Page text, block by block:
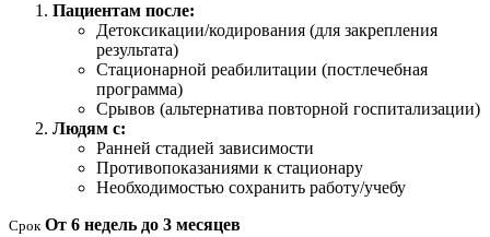
Пациентам после:
Детоксикации/кодирования (для закрепления
результата)
Стационарной реабилитации (постлечебная
программа)
Срывов (альтернатива повторной госпитализации)
Людям с:
Ранней стадией зависимости
Противопоказаниями к стационару
Необходимостью сохранить работу/учебу
Срок От 6 недель до 3 месяцев